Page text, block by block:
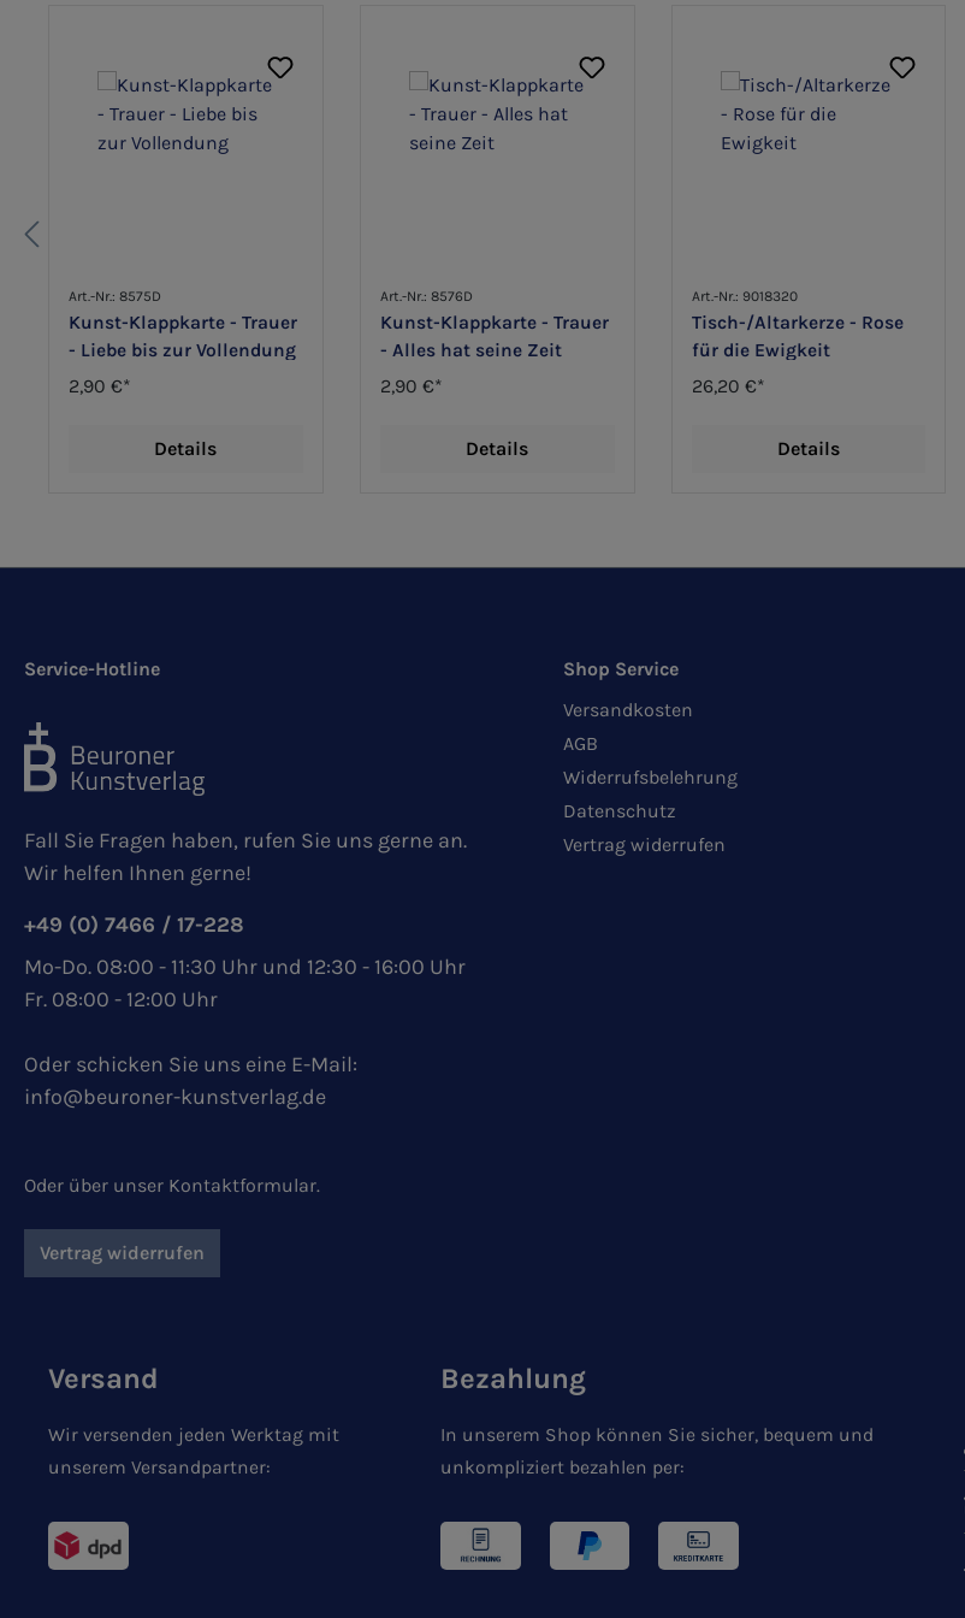
Art.-Nr.: 8575D
Kunst-Klappkarte - Trauer
- Liebe bis zur Vollendung
2,90 €*
Details
Art.-Nr.: 8576D
Kunst-Klappkarte - Trauer
- Alles hat seine Zeit
2,90 €*
Details
Art.-Nr.: 9018320
Tisch-/Altarkerze - Rose
für die Ewigkeit
26,20 €*
Details
Service-Hotline
Fall Sie Fragen haben, rufen Sie uns gerne an.
Wir helfen Ihnen gerne!
+49 (0) 7466 / 17-228
Mo-Do. 08:00 - 11:30 Uhr und 12:30 - 16:00 Uhr
Fr. 08:00 - 12:00 Uhr
Oder schicken Sie uns eine E-Mail:
info@beuroner-kunstverlag.de
Oder über unser Kontaktformular.
Vertrag widerrufen
Shop Service
Versandkosten
AGB
Widerrufsbelehrung
Datenschutz
Vertrag widerrufen
Versand
Wir versenden jeden Werktag mit
unserem Versandpartner:
Bezahlung
In unserem Shop können Sie sicher, bequem und
unkompliziert bezahlen per: